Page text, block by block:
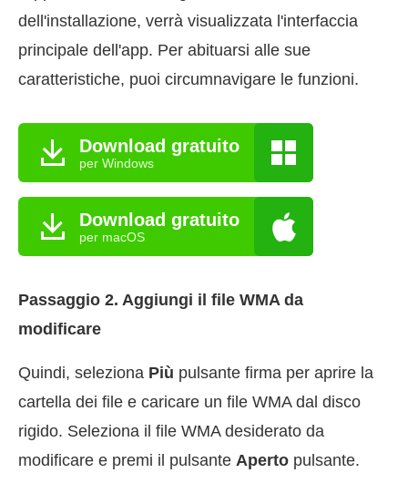
dell'installazione, verrà visualizzata l'interfaccia
principale dell'app. Per abituarsi alle sue
caratteristiche, puoi circumnavigare le funzioni.
Download gratuito
per Windows
Download gratuito
per macOS
Passaggio 2. Aggiungi il file WMA da
modificare
Quindi, seleziona Più pulsante firma per aprire la
cartella dei file e caricare un file WMA dal disco
rigido. Seleziona il file WMA desiderato da
modificare e premi il pulsante Aperto pulsante.